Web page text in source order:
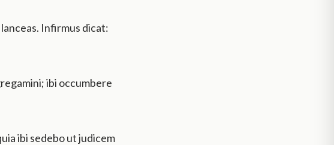
Infirmus dicat:
ibi occumbere
ibi sedebo ut judicem